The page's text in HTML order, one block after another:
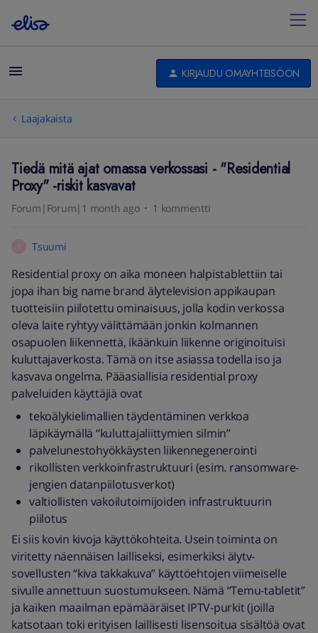
KIRJAUDU OMAYHTEISÖÖN
Laajakaista
Tiedä mitä ajat omassa verkossasi - "Residential
Proxy" -riskit kasvavat
Forum|Forum|1 month ago 1 kommentti
Tsuumi
Residential proxy on aika moneen halpistablettiin tai
jopa ihan big name brand älytelevision appikaupan
tuotteisiin piilotettu ominaisuus, jolla kodin verkossa
oleva laite ryhtyy välittämään jonkin kolmannen
osapuolen liikennettä, ikäänkuin liikenne originoituisi
kuluttajaverkosta. Tämä on itse asiassa todella iso ja
kasvava ongelma. Pääasiallisia residential proxy
palveluiden käyttäjiä ovat
tekoälykielimallien täydentäminen verkkoa
läpikäymällä “kuluttajaliittymien silmin”
palvelunestohyökkäysten liikennegenerointi
rikollisten verkkoinfrastruktuuri (esim. ransomware-
jengien datanpiilotusverkot)
valtiollisten vakoilutoimijoiden infrastruktuurin
piilotus
Ei siis kovin kivoja käyttökohteita. Usein toiminta on
viritetty näennäisen lailliseksi, esimerkiksi älytv-
sovellusten “kiva takkakuva” käyttöehtojen viimeiselle
sivulle annettuun suostumukseen. Nämä “Temu-tabletit”
ja kaiken maailman epämääräiset IPTV-purkit (joilla
katsotaan toki erityisen laillisesti lisensoitua sisältöä ovat